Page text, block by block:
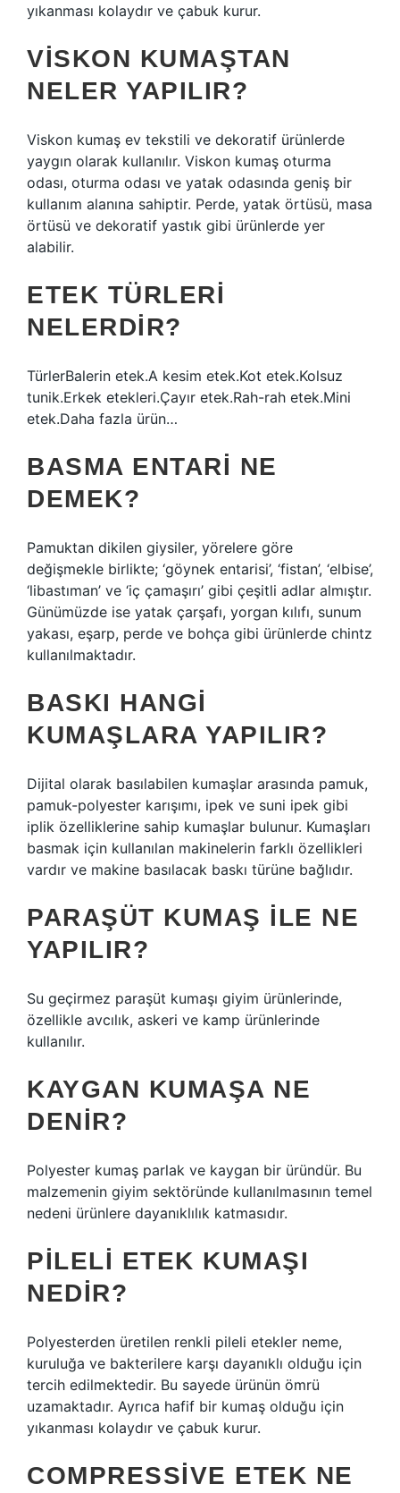
yıkanması kolaydır ve çabuk kurur.
VISKON KUMAŞTAN
NELER YAPILIR?
Viskon kumaş ev tekstili ve dekoratif ürünlerde
yaygın olarak kullanılır. Viskon kumaş oturma
odası, oturma odası ve yatak odasında geniş bir
kullanım alanına sahiptir. Perde, yatak örtüsü, masa
örtüsü ve dekoratif yastık gibi ürünlerde yer
alabilir.
ETEK TÜRLERI
NELERDIR?
TürlerBalerin etek.A kesim etek.Kot etek.Kolsuz
tunik.Erkek etekleri.Çayır etek.Rah-rah etek.Mini
etek.Daha fazla ürün…
BASMA ENTARI NE
DEMEK?
Pamuktan dikilen giysiler, yörelere göre
değişmekle birlikte; ‘göynek entarisi’, ‘fistan’, ‘elbise’,
‘libastıman’ ve ‘iç çamaşırı’ gibi çeşitli adlar almıştır.
Günümüzde ise yatak çarşafı, yorgan kılıfı, sunum
yakası, eşarp, perde ve bohça gibi ürünlerde chintz
kullanılmaktadır.
BASKI HANGI
KUMAŞLARA YAPILIR?
Dijital olarak basılabilen kumaşlar arasında pamuk,
pamuk-polyester karışımı, ipek ve suni ipek gibi
iplik özelliklerine sahip kumaşlar bulunur. Kumaşları
basmak için kullanılan makinelerin farklı özellikleri
vardır ve makine basılacak baskı türüne bağlıdır.
PARAŞÜT KUMAŞ ILE NE
YAPILIR?
Su geçirmez paraşüt kumaşı giyim ürünlerinde,
özellikle avcılık, askeri ve kamp ürünlerinde
kullanılır.
KAYGAN KUMAŞA NE
DENIR?
Polyester kumaş parlak ve kaygan bir üründür. Bu
malzemenin giyim sektöründe kullanılmasının temel
nedeni ürünlere dayanıklılık katmasıdır.
PILELI ETEK KUMAŞI
NEDIR?
Polyesterden üretilen renkli pileli etekler neme,
kuruluğa ve bakterilere karşı dayanıklı olduğu için
tercih edilmektedir. Bu sayede ürünün ömrü
uzamaktadır. Ayrıca hafif bir kumaş olduğu için
yıkanması kolaydır ve çabuk kurur.
COMPRESSIVE ETEK NE